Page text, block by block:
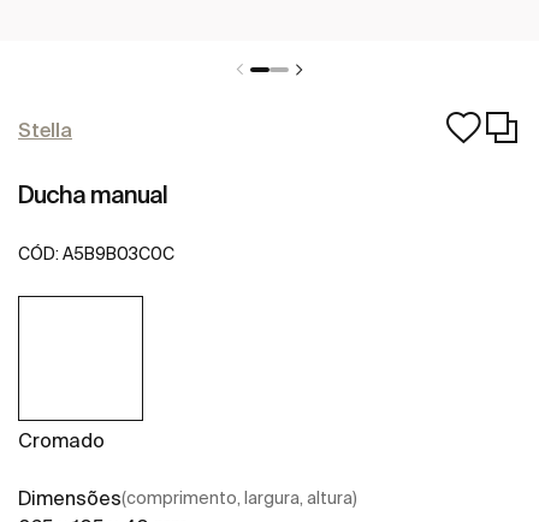
Stella
Ducha manual
CÓD: A5B9B03C0C
Cromado
Dimensões(comprimento, largura, altura)